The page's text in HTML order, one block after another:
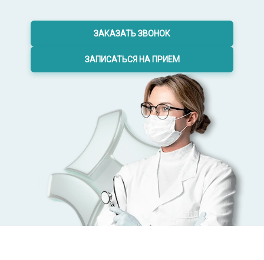
ЗАКАЗАТЬ ЗВОНОК
ЗАПИСАТЬСЯ НА ПРИЕМ